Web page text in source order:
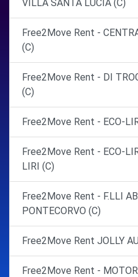
VILLA SANTA LUCIA (C)
Free2Move Rent -
(C)
Free2Move Rent - DI
(C)
Free2Move Rent - ECO-
Free2Move Rent - ECO-
LIRI (C)
Free2Move Rent - F.LLI
PONTECORVO (C)
Free2Move Rent JOLLY
Free2Move Rent -